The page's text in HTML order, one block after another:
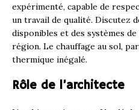
expérimenté, capable de
un travail de qualité. Discutez
disponibles et des systèmes
région. Le chauffage au sol,
thermique inégalé.
Rôle de l’architecte